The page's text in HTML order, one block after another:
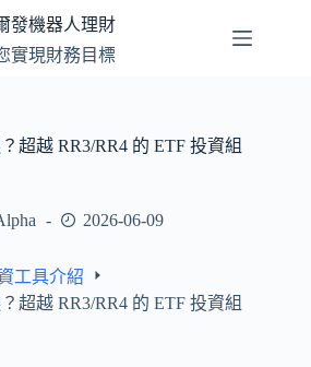
發機器人理財
實現財務目標
超越 RR3/RR4 的 ETF 投資組
2026-06-09
工具介紹
超越 RR3/RR4 的 ETF 投資組